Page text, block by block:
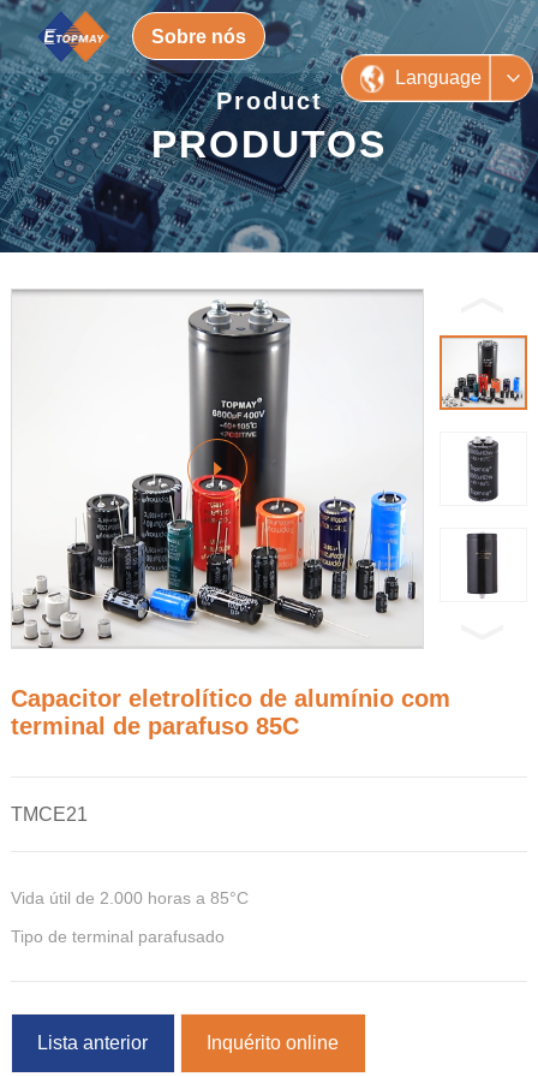
Sobre nós
Language
Product
PRODUTOS
Capacitor eletrolítico de alumínio com
terminal de parafuso 85C
TMCE21
Vida útil de 2.000 horas a 85°C
Tipo de terminal parafusado
Lista anterior Inquérito online